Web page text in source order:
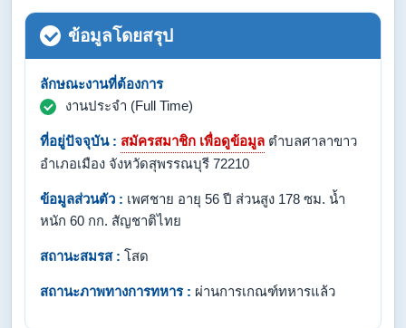
ข้อมูลโดยสรุป
ลักษณะงานที่ต้องการ
งานประจำ (Full Time)
ที่อยู่ปัจจุบัน : สมัครสมาชิก เพื่อดูข้อมูล ตำบลศาลาขาว
อำเภอเมือง จังหวัดสุพรรณบุรี 72210
ข้อมูลส่วนตัว : เพศชาย อายุ 56 ปี ส่วนสูง 178 ซม. น้ำ
หนัก 60 กก. สัญชาติไทย
สถานะสมรส : โสด
สถานะภาพทางการทหาร : ผ่านการเกณฑ์ทหารแล้ว